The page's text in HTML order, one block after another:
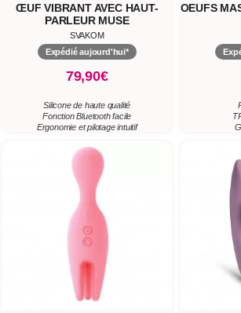
ŒUF VIBRANT AVEC HAUT-
PARLEUR MUSE
SVAKOM
Expédié aujourd'hui*
79,90€
Silicone de haute qualité
Fonction Bluetooth facile
Ergonomie et pilotage intuitif
OEUFS